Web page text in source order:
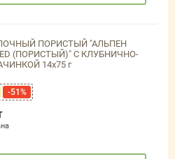
ПОРИСТЫЙ "АЛЬПЕН
(ПОРИСТЫЙ)" С КЛУБНИЧНО-
14х75 г
-51%